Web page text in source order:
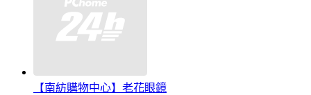
【南紡購物中心】老花眼鏡